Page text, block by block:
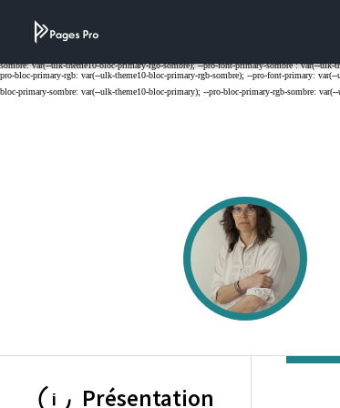
Présentation